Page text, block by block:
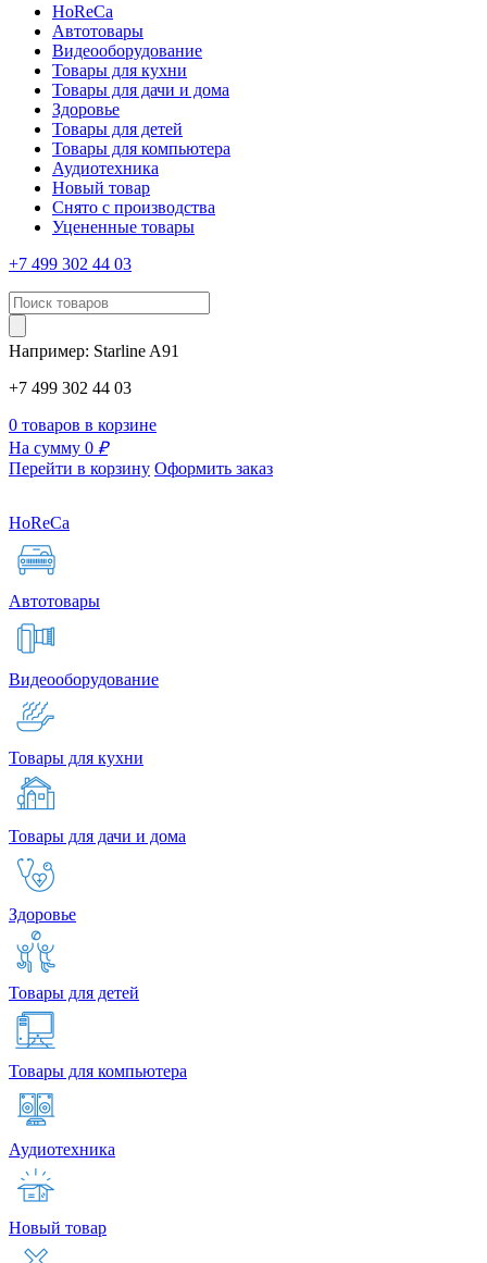
HoReCa
Автотовары
Видеооборудование
Товары для кухни
Товары для дачи и дома
Здоровье
Товары для детей
Товары для компьютера
Аудиотехника
Новый товар
Снято с производства
Уцененные товары
+7 499 302 44 03
Например: Starline A91
+7 499 302 44 03
0 товаров в корзине
На сумму 0 ₽
Перейти в корзину Оформить заказ
HoReCa
Автотовары
Видеооборудование
Товары для кухни
Товары для дачи и дома
Здоровье
Товары для детей
Товары для компьютера
Аудиотехника
Новый товар